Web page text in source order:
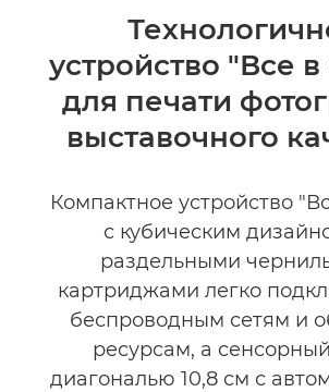
Общая информация
Технические характеристики
устройство "Все
для печати
выставочного
Компактное устройство
с кубическим
раздельными
картриджами легко
беспроводным сетям и
ресурсам, а
диагональю 10,8 см с